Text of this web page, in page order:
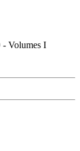
- Volumes I